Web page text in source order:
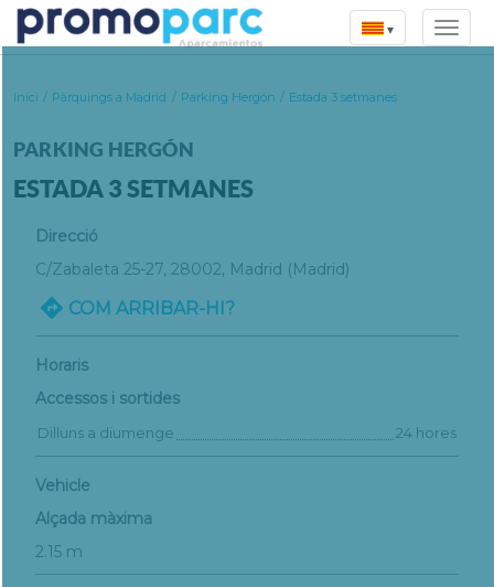
▾
Inici / Pàrquings a Madrid / Parking Hergón / Estada 3 setmanes
PARKING HERGÓN
ESTADA 3 SETMANES
Direcció
C/Zabaleta 25-27, 28002, Madrid (Madrid)
COM ARRIBAR-HI?
Horaris
Accessos i sortides
Dilluns a diumenge 24 hores
Vehicle
Alçada màxima
2.15 m